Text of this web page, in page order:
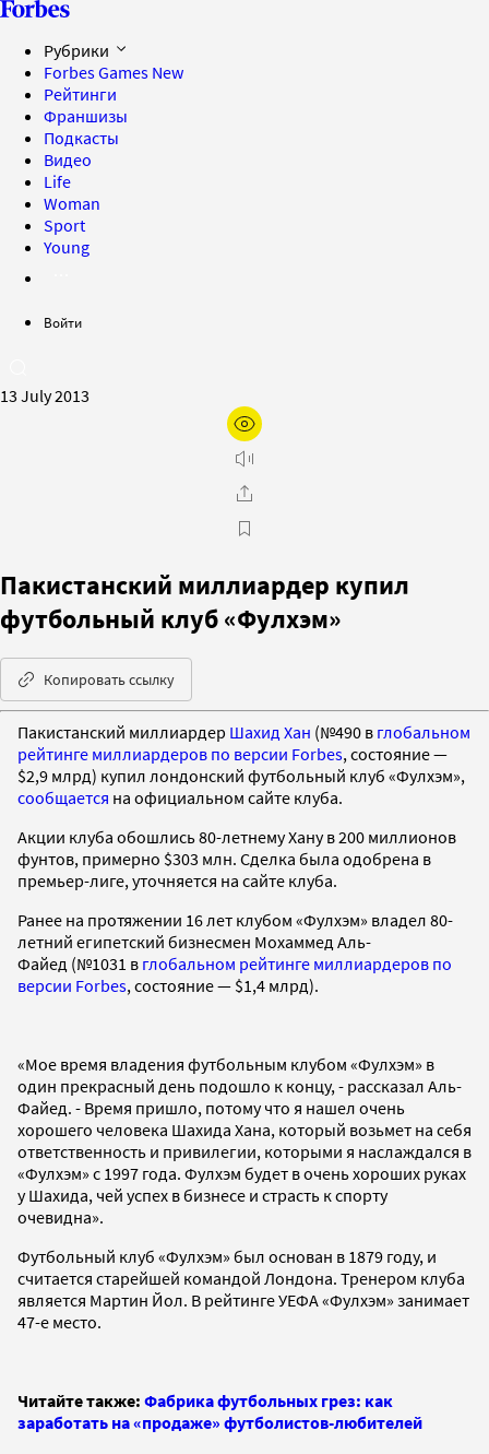
Рубрики
Forbes Games New
Рейтинги
Франшизы
Подкасты
Видео
Life
Woman
Sport
Young
Войти
13 July 2013
Пакистанский миллиардер купил
футбольный клуб «Фулхэм»
Копировать ссылку
Пакистанский миллиардер Шахид Хан (№490 в глобальном
рейтинге миллиардеров по версии Forbes, состояние —
$2,9 млрд) купил лондонский футбольный клуб «Фулхэм»,
сообщается на официальном сайте клуба.
Акции клуба обошлись 80-летнему Хану в 200 миллионов
фунтов, примерно $303 млн. Сделка была одобрена в
премьер-лиге, уточняется на сайте клуба.
Ранее на протяжении 16 лет клубом «Фулхэм» владел 80-
летний египетский бизнесмен Мохаммед Аль-
Файед (№1031 в глобальном рейтинге миллиардеров по
версии Forbes, состояние — $1,4 млрд).
«Мое время владения футбольным клубом «Фулхэм» в
один прекрасный день подошло к концу, - рассказал Аль-
Файед. - Время пришло, потому что я нашел очень
хорошего человека Шахида Хана, который возьмет на себя
ответственность и привилегии, которыми я наслаждался в
«Фулхэм» с 1997 года. Фулхэм будет в очень хороших руках
у Шахида, чей успех в бизнесе и страсть к спорту
очевидна».
Футбольный клуб «Фулхэм» был основан в 1879 году, и
считается старейшей командой Лондона. Тренером клуба
является Мартин Йол. В рейтинге УЕФА «Фулхэм» занимает
47-е место.
Читайте также: Фабрика футбольных грез: как
заработать на «продаже» футболистов-любителей